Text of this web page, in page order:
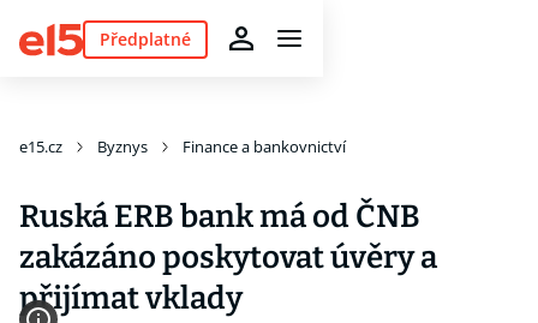
Předplatné
e15.cz Byznys Finance a bankovnictví
Ruská ERB bank má od ČNB
zakázáno poskytovat úvěry a
přijímat vklady